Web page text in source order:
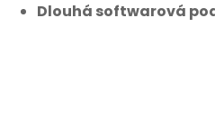
Dlouhá softwarová